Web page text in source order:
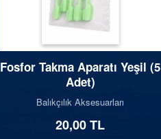
Fosfor Takma Aparatı Yeşil (5
Adet)
Balıkçılık Aksesuarları
20,00 TL